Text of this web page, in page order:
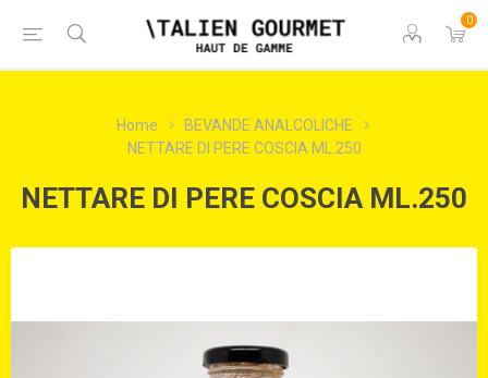
0
Home
BEVANDE ANALCOLICHE
NETTARE DI PERE COSCIA ML.250
NETTARE DI PERE COSCIA ML.250